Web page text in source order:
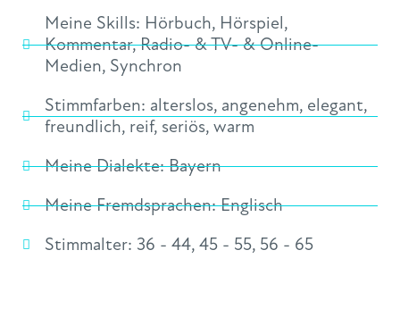
Meine Skills: Hörbuch, Hörspiel,
Kommentar,Radio- & TV- & Online-
Medien, Synchron
Stimmfarben: alterslos, angenehm, elegant,
freundlich, reif, seriös, warm
Meine Dialekte:Bayern
Meine Fremdsprachen:Englisch
Stimmalter: 36 - 44, 45 - 55, 56 - 65